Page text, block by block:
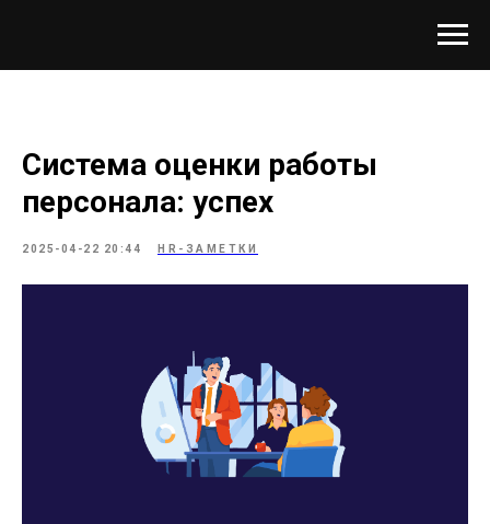
Система оценки работы
персонала: успех
2025-04-22 20:44 HR-ЗАМЕТКИ